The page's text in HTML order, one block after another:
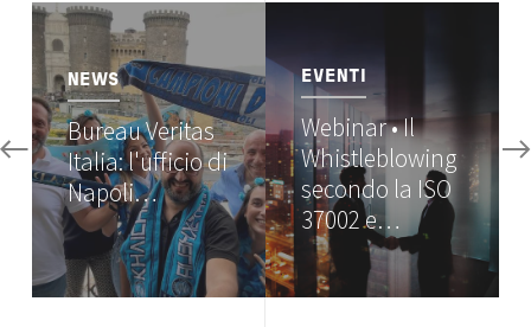
Image
NEWS
Bureau Veritas
Italia: l'ufficio di
Napoli…
EVENTI
Webinar • Il
Whistleblowing
secondo la ISO
37002 e…